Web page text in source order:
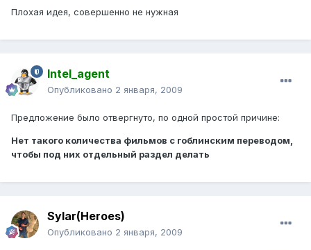
Плохая идея, совершенно не нужная
Intel_agent
Опубликовано 2 января, 2009
Предложение было отвергнуто, по одной простой причине:
Нет такого количества фильмов с гоблинским переводом,
чтобы под них отдельный раздел делать
Sylar(Heroes)
Опубликовано 2 января, 2009